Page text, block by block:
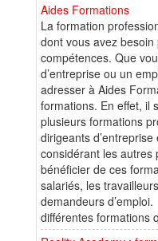
Aides Formations
La formation
dont vous avez besoin
compétences. Que
d’entreprise ou un
adresser à Aides
formations. En effet, il
plusieurs formations
dirigeants
considérant les autres
bénéficier de ces
salariés, les
demandeurs
différentes formations